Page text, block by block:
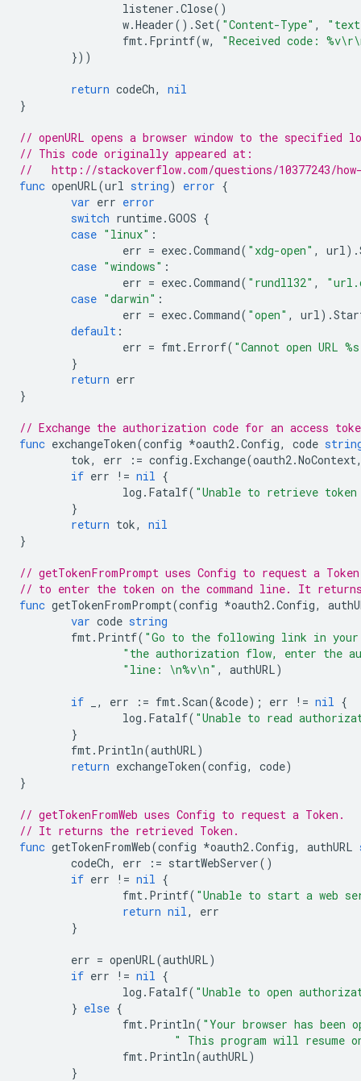
listener .Close()
w.Header().Set( "Content-Type" ,
fmt. Fprintf(w,
"Received code:
}))
return codeCh,
nil
}
// openURL opens a browser window to the specified
// This code originally appeared at:
//   http://stackoverflow.com/questions/10377243/
func openURL(url string) error {
var err error
switch runtime.GOOS {
case "linux" :
err = exec.Command( "xdg-open" , url).
case "windows" :
err = exec.Command( "rundll32" ,
case "darwin" :
err = exec.Command( "open" , url).
default :
err = fmt.Errorf( "Cannot open URL
}
return err
}
// Exchange the authorization code for an access
func exchangeToken(config *oauth2.Config, code
tok, err := config .Exchange(oauth2.NoContext
if err != nil {
log . Fatalf( "Unable to retrieve token
}
return tok,
nil
}
// getTokenFromPrompt uses Config to request a
// to enter the token on the command line. It
func getTokenFromPrompt(config *oauth2.Config,
var code string
fmt. Printf( "Go to the following link in
"the authorization flow, enter the
"line: \n%v\n" , authURL)
if , err := fmt.Scan(&code); err != nil {
log . Fatalf( "Unable to read
}
fmt. Println(authURL)
return exchangeToken(config, code)
}
// getTokenFromWeb uses Config to request a Token.
// It returns the retrieved Token.
func getTokenFromWeb(config *oauth2.Config, authURL
codeCh, err := startWebServer()
if err != nil {
fmt. Printf( "Unable to start a web
return nil,
err
}
err = openURL(authURL)
if err != nil {
log . Fatalf( "Unable to open
} else {
fmt. Println( "Your browser has been
" This program will resume
fmt. Println(authURL)
}